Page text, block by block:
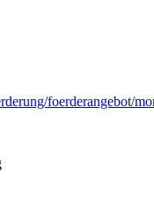
foerderangebot/